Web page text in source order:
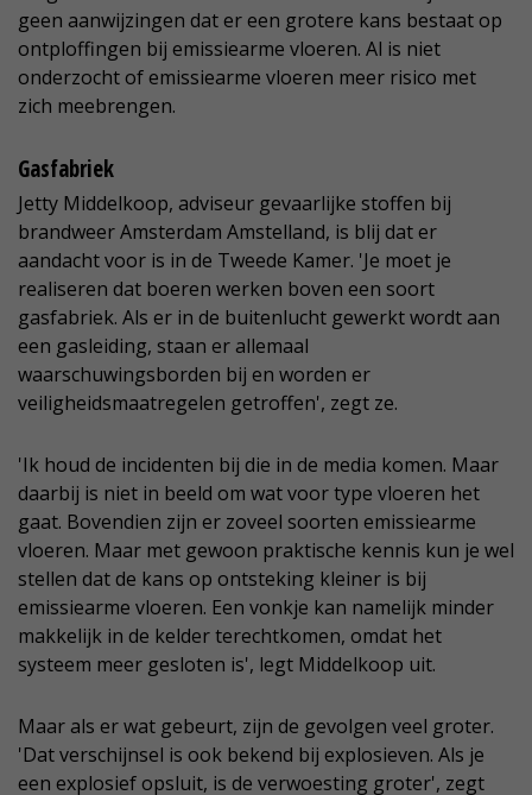
geen aanwijzingen dat er een grotere kans bestaat op
ontploffingen bij emissiearme vloeren. Al is niet
onderzocht of emissiearme vloeren meer risico met
zich meebrengen.
Gasfabriek
Jetty Middelkoop, adviseur gevaarlijke stoffen bij
brandweer Amsterdam Amstelland, is blij dat er
aandacht voor is in de Tweede Kamer. 'Je moet je
realiseren dat boeren werken boven een soort
gasfabriek. Als er in de buitenlucht gewerkt wordt aan
een gasleiding, staan er allemaal
waarschuwingsborden bij en worden er
veiligheidsmaatregelen getroffen', zegt ze.
'Ik houd de incidenten bij die in de media komen. Maar
daarbij is niet in beeld om wat voor type vloeren het
gaat. Bovendien zijn er zoveel soorten emissiearme
vloeren. Maar met gewoon praktische kennis kun je wel
stellen dat de kans op ontsteking kleiner is bij
emissiearme vloeren. Een vonkje kan namelijk minder
makkelijk in de kelder terechtkomen, omdat het
systeem meer gesloten is', legt Middelkoop uit.
Maar als er wat gebeurt, zijn de gevolgen veel groter.
'Dat verschijnsel is ook bekend bij explosieven. Als je
een explosief opsluit, is de verwoesting groter', zegt